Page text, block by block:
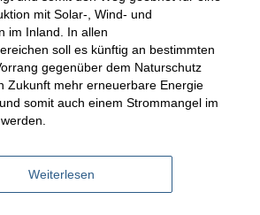
mit Solar-, Wind- und
im Inland. In allen
soll es künftig an bestimmten
gegenüber dem Naturschutz
Zukunft mehr erneuerbare Energie
somit auch einem Strommangel im
Weiterlesen